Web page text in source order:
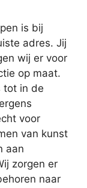
is bij
adres. Jij
wij er voor
op maat.
tot in de
voor
van kunst
aan
zorgen er
naar